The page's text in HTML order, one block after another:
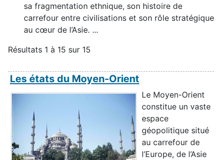
sa fragmentation ethnique, son histoire de
carrefour entre civilisations et son rôle stratégique
au cœur de l’Asie. ...
Résultats 1 à 15 sur 15
Les états du Moyen-Orient
Le Moyen-Orient
constitue un vaste
espace
géopolitique situé
au carrefour de
l’Europe, de l’Asie